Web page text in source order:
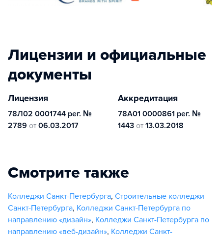
Лицензии и официальные
документы
Лицензия
78Л02 0001744 рег. №
2789 от 06.03.2017
Аккредитация
78А01 0000861 рег. №
1443 от 13.03.2018
Смотрите также
Колледжи Санкт-Петербурга, Строительные колледжи
Санкт-Петербурга, Колледжи Санкт-Петербурга по
направлению «дизайн», Колледжи Санкт-Петербурга по
направлению «веб-дизайн», Колледжи Санкт-